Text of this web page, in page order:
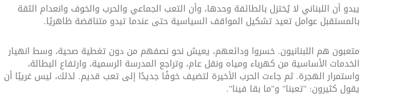
يبدو أن اللبناني لا يُختزل بالطائفة وحدها، وأن التعب الجماعي والحرب والخوف وانعدام الثقة
بالمستقبل عوامل تعيد تشكيل المواقف السياسية حتى عندما تبدو متناقضة ظاهريًا.
متعبون هم اللبنانيون. خسروا ودائعهم، يعيش نحو نصفهم من دون تغطية صحية، وسط انهيار
الخدمات الأساسية من كهرباء ومياه ونقل عام، وتراجع المدرسة الرسمية، وارتفاع البطالة،
واستمرار الهجرة. ثم جاءت الحرب الأخيرة لتضيف خوفًا جديدًا إلى تعب قديم. لذلك، ليس غريبًا أن
يقول كثيرون: "تعبنا" و"ما بقا فينا".